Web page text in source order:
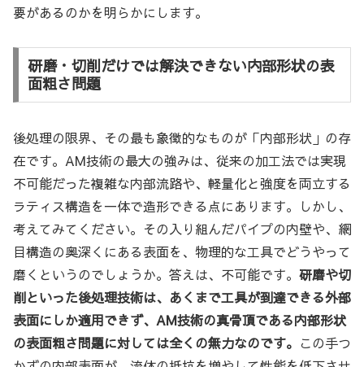
要があるのかを明らかにします。
研磨・切削だけでは解決できない内部形状の表
面粗さ問題
後処理の限界、その最も象徴的なものが「内部形状」の存
在です。AM技術の最大の強みは、従来の加工法では実現
不可能だった複雑な内部流路や、軽量化と強度を両立する
ラティス構造を一体で造形できる点にあります。しかし、
考えてみてください。その入り組んだパイプの内壁や、網
目構造の奥深くにある表面を、物理的な工具でどうやって
磨くというのでしょうか。答えは、不可能です。 研磨や切
削といった後処理技術は、あくまで工具が到達できる外部
表面にしか適用できず、AM技術の真骨頂である内部形状
の表面粗さ問題に対しては全くの無力なのです。 この手つ